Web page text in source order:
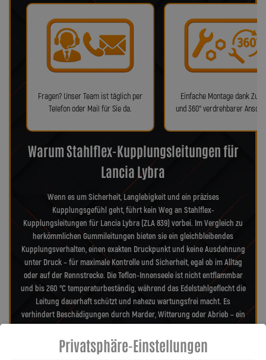
Fragen? Unser Team ist täglich per
Telefon oder Mail für Sie da.
Einfache Montage dank
und 360° verdrehbarer
Warum Stahlflex-Kupplungsleitungen für
Lancia Lybra
Wenn es um Sicherheit, Langlebigkeit und ein präzises
Kupplungsgefühl geht, führt kein Weg an Stahlflex-
Kupplungsleitungen für Lancia Lybra (ZLA 839) vorbei. Im Vergleich zu
herkömmlichen Gummileitungen bieten sie ein gleichbleibendes
Kupplungsverhalten, einen exakten Druckpunkt und keine Ausdehnung
unter Druck – für maximale Kontrolle und Sicherheit, egal ob im Alltag
oder auf der Rennstrecke. Die Teflon-Innenseele ist nicht entflammbar
und bis 260 °C temperaturbeständig, während das Edelstahlgeflecht die
Leitung dauerhaft schützt und nahezu wartungsfrei macht. Es
verhindert Beschädigungen durch Marder, Witterung oder Abrieb – ein
Kosten und sorgt langfristig für ein sicheres Fahrgefühl. Unsere
verdrehbaren, ausjustierbaren Anschlüsse ermöglichen eine drallfreie,
Privatsphäre-Einstellungen